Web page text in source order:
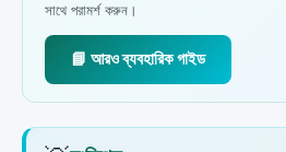
সাথে পরামর্শ করুন।
📘 আরও ব্যবহারিক গাইড